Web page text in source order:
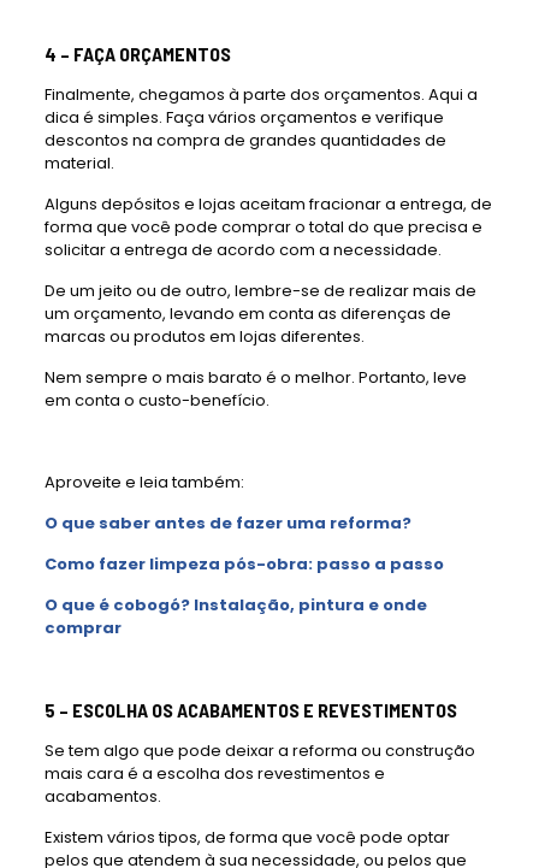
4 – FAÇA ORÇAMENTOS
Finalmente, chegamos à parte dos orçamentos. Aqui a
dica é simples. Faça vários orçamentos e verifique
descontos na compra de grandes quantidades de
material.
Alguns depósitos e lojas aceitam fracionar a entrega, de
forma que você pode comprar o total do que precisa e
solicitar a entrega de acordo com a necessidade.
De um jeito ou de outro, lembre-se de realizar mais de
um orçamento, levando em conta as diferenças de
marcas ou produtos em lojas diferentes.
Nem sempre o mais barato é o melhor. Portanto, leve
em conta o custo-benefício.
Aproveite e leia também:
O que saber antes de fazer uma reforma?
Como fazer limpeza pós-obra: passo a passo
O que é cobogó? Instalação, pintura e onde
comprar
5 – ESCOLHA OS ACABAMENTOS E REVESTIMENTOS
Se tem algo que pode deixar a reforma ou construção
mais cara é a escolha dos revestimentos e
acabamentos.
Existem vários tipos, de forma que você pode optar
pelos que atendem à sua necessidade, ou pelos que